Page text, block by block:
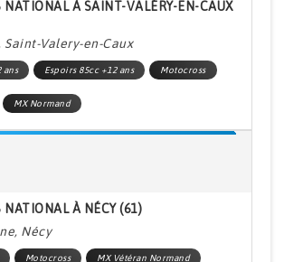
NATIONAL À SAINT-VALÉRY-EN-CAUX
Saint-Valery-en-Caux
ans Espoirs 85cc +12 ans Motocross
MX Normand
NATIONAL À NÉCY (61)
Nécy
Motocross MX Vétéran Normand